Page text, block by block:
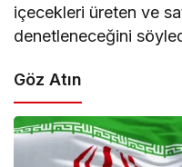
içecekleri üreten ve
denetleneceğini
Göz Atın